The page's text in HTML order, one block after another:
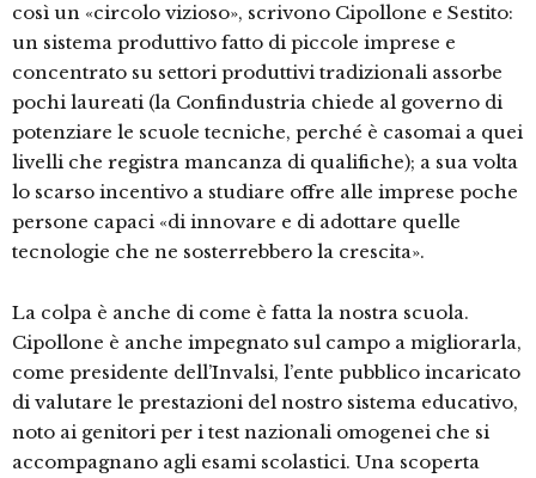
così un «circolo vizioso», scrivono Cipollone e Sestito:
un sistema produttivo fatto di piccole imprese e
concentrato su settori produttivi tradizionali assorbe
pochi laureati (la Confindustria chiede al governo di
potenziare le scuole tecniche, perché è casomai a quei
livelli che registra mancanza di qualifiche); a sua volta
lo scarso incentivo a studiare offre alle imprese poche
persone capaci «di innovare e di adottare quelle
tecnologie che ne sosterrebbero la crescita».
La colpa è anche di come è fatta la nostra scuola.
Cipollone è anche impegnato sul campo a migliorarla,
come presidente dell’Invalsi, l’ente pubblico incaricato
di valutare le prestazioni del nostro sistema educativo,
noto ai genitori per i test nazionali omogenei che si
accompagnano agli esami scolastici. Una scoperta